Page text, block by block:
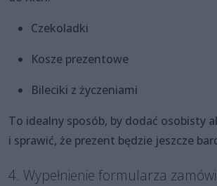
Czekoladki
Kosze prezentowe
Bileciki z życzeniami
To idealny sposób, by dodać osobisty
i sprawić, że prezent będzie jeszcze
4. Wypełnienie formularza